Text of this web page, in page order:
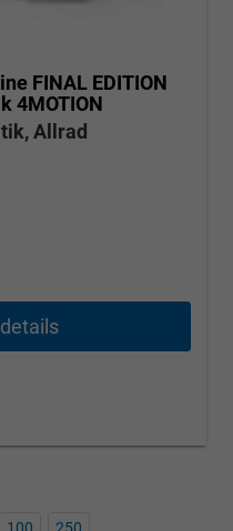
FINAL EDITION
4MOTION
Allrad
100 250